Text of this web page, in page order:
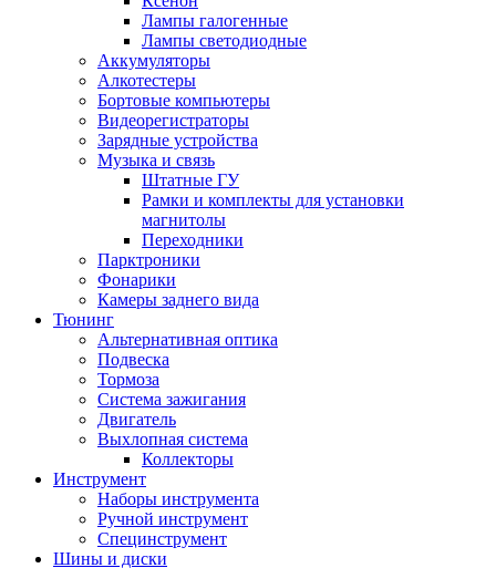
Лампы галогенные
Лампы светодиодные
Аккумуляторы
Алкотестеры
Бортовые компьютеры
Видеорегистраторы
Зарядные устройства
Музыка и связь
Штатные ГУ
Рамки и комплекты для установки
магнитолы
Переходники
Парктроники
Фонарики
Камеры заднего вида
Тюнинг
Альтернативная оптика
Подвеска
Тормоза
Система зажигания
Двигатель
Выхлопная система
Коллекторы
Инструмент
Наборы инструмента
Ручной инструмент
Специнструмент
Шины и диски